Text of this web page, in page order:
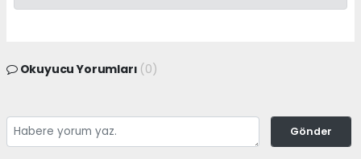
Okuyucu Yorumları (0)
Gönder